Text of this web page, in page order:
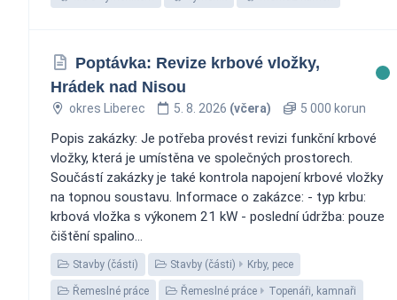
Poptávka: Revize krbové vložky,
Hrádek nad Nisou
okres Liberec 5. 8. 2026 (včera) 5 000 korun
Popis zakázky: Je potřeba provést revizi funkční krbové
vložky, která je umístěna ve společných prostorech.
Součástí zakázky je také kontrola napojení krbové vložky
na topnou soustavu. Informace o zakázce: - typ krbu:
krbová vložka s výkonem 21 kW - poslední údržba: pouze
čištění spalino...
Stavby (části) Stavby (části) Krby, pece
Řemeslné práce Řemeslné práce Topenáři, kamnaři